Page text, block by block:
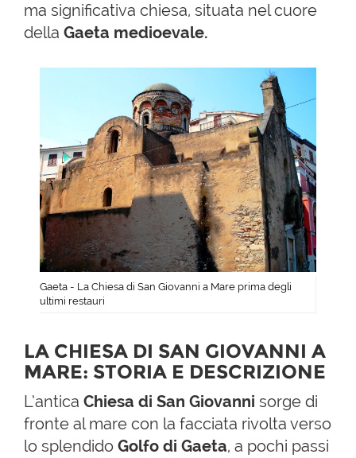
ma significativa chiesa, situata nel cuore
della Gaeta medioevale.
Gaeta - La Chiesa di San Giovanni a Mare prima degli
ultimi restauri
LA CHIESA DI SAN GIOVANNI A
MARE: STORIA E DESCRIZIONE
L’antica Chiesa di San Giovanni sorge di
fronte al mare con la facciata rivolta verso
lo splendido Golfo di Gaeta, a pochi passi